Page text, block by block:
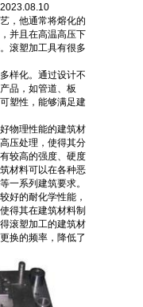
，他通常将熔化的
并且在高温高压下
滚塑加工具有很多
样化。通过设计不
品，如管道、板
塑性，能够满足建
物理性能的建筑材
压处理，使得其分
较高的强度、硬度
材料可以在各种恶
一系列建筑要求。
好的耐化学性能，
得其在建筑材料制
滚塑加工的建筑材
换的频率，降低了